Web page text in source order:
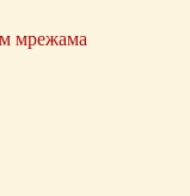
мрежама